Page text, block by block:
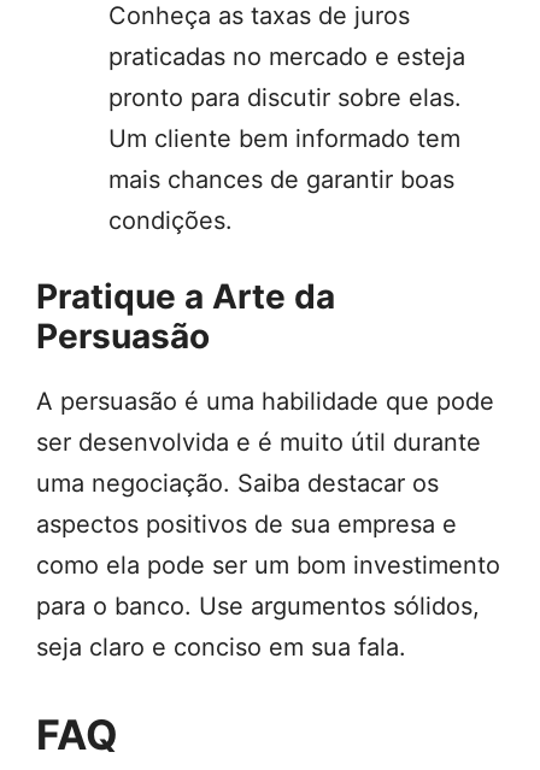
Conheça as taxas de juros
praticadas no mercado e esteja
pronto para discutir sobre elas.
Um cliente bem informado tem
mais chances de garantir boas
condições.
Pratique a Arte da
Persuasão
A persuasão é uma habilidade que pode
ser desenvolvida e é muito útil durante
uma negociação. Saiba destacar os
aspectos positivos de sua empresa e
como ela pode ser um bom investimento
para o banco. Use argumentos sólidos,
seja claro e conciso em sua fala.
FAQ